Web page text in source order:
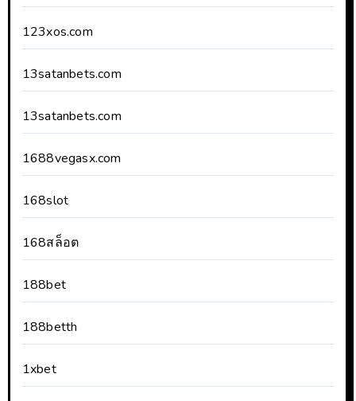
123xos.com
13satanbets.com
13satanbets.com
1688vegasx.com
168slot
168สล็อต
188bet
188betth
1xbet